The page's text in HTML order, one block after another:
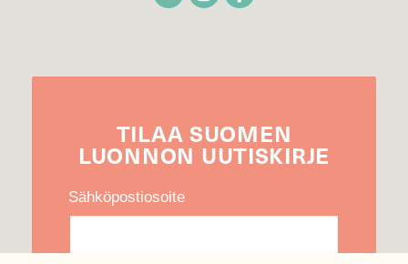
TILAA SUOMEN
LUONNON UUTIS­KIRJE
Sähköpostiosoite